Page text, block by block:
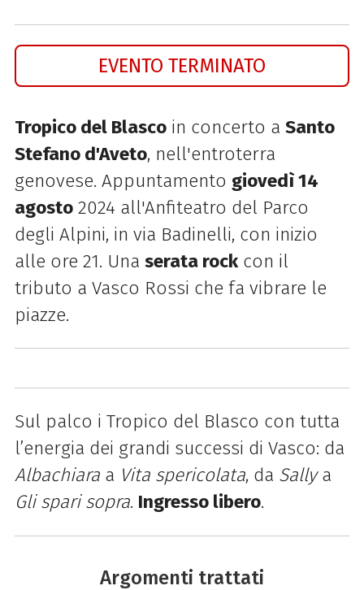
EVENTO TERMINATO
Tropico del Blascoin concerto a Santo
Stefano d'Aveto, nell'entroterra
genovese. Appuntamento giovedì 14
agosto2024 all'Anfiteatro del Parco
degli Alpini, in via Badinelli, con inizio
alle ore 21. Una serata rockcon il
tributo a Vasco Rossi che fa vibrare le
piazze.
Sul palco i Tropico del Blasco con tutta
l’energia dei grandi successi di Vasco: da
Albachiara a Vita spericolata, da Sallya
Gli spari sopra. Ingresso libero.
Argomenti trattati